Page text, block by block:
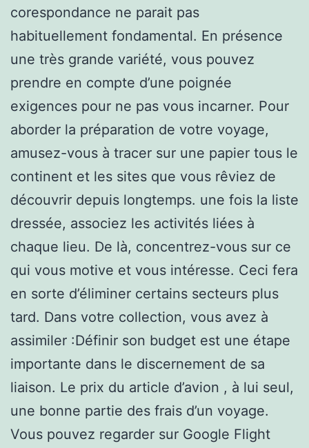
corespondance ne parait pas
habituellement fondamental. En présence
une très grande variété, vous pouvez
prendre en compte d’une poignée
exigences pour ne pas vous incarner. Pour
aborder la préparation de votre voyage,
amusez-vous à tracer sur une papier tous le
continent et les sites que vous rêviez de
découvrir depuis longtemps. une fois la liste
dressée, associez les activités liées à
chaque lieu. De là, concentrez-vous sur ce
qui vous motive et vous intéresse. Ceci fera
en sorte d’éliminer certains secteurs plus
tard. Dans votre collection, vous avez à
assimiler :Définir son budget est une étape
importante dans le discernement de sa
liaison. Le prix du article d’avion , à lui seul,
une bonne partie des frais d’un voyage.
Vous pouvez regarder sur Google Flight